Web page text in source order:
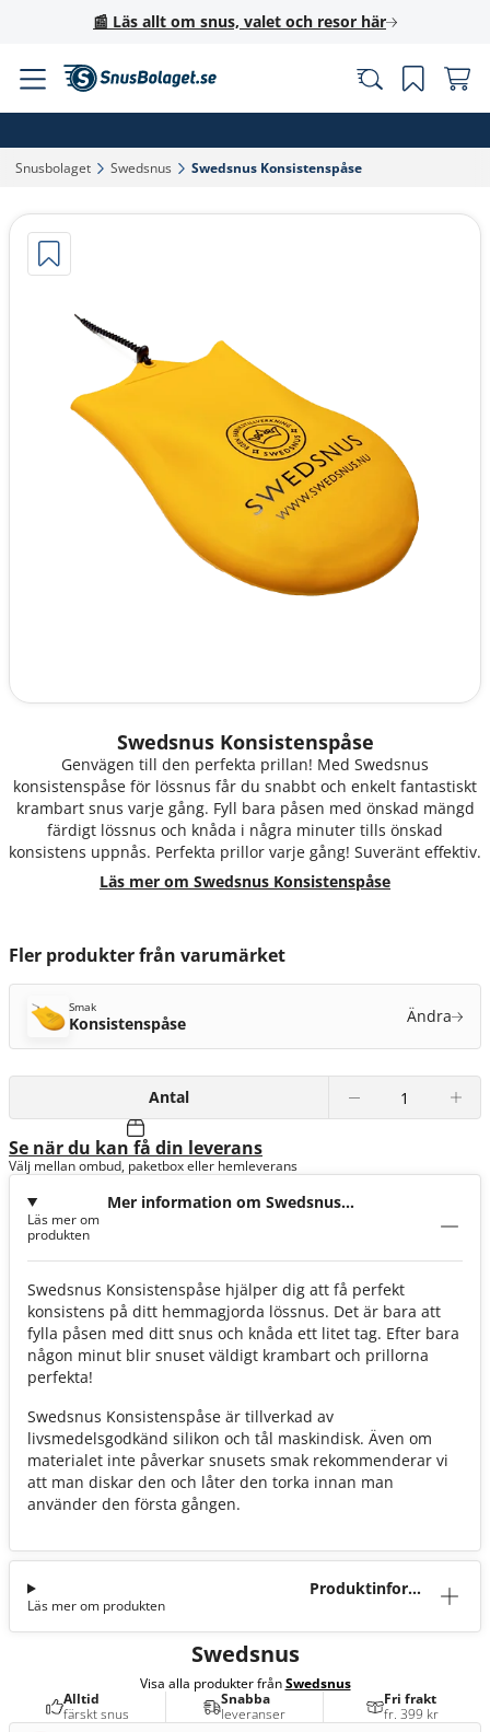
📰 Läs allt om snus, valet och resor här
Snusbolaget‎ Swedsnus‎ Swedsnus Konsistenspåse‎
Swedsnus Konsistenspåse
Genvägen till den perfekta prillan! Med Swedsnus
konsistenspåse för lössnus får du snabbt och enkelt fantastiskt
krambart snus varje gång. Fyll bara påsen med önskad mängd
färdigt lössnus och knåda i några minuter tills önskad
konsistens uppnås. Perfekta prillor varje gång! Suveränt effektiv.
Läs mer om Swedsnus Konsistenspåse
Fler produkter från varumärket
Smak
Konsistenspåse Ändra
Antal
Se när du kan få din leverans
Välj mellan ombud, paketbox eller hemleverans
Mer information om Swedsnus
Läs mer om
produkten
Swedsnus Konsistenspåse hjälper dig att få perfekt
konsistens på ditt hemmagjorda lössnus. Det är bara att
fylla påsen med ditt snus och knåda ett litet tag. Efter bara
någon minut blir snuset väldigt krambart och prillorna
perfekta!
Swedsnus Konsistenspåse är tillverkad av
livsmedelsgodkänd silikon och tål maskindisk. Även om
materialet inte påverkar snusets smak rekommenderar vi
att man diskar den och låter den torka innan man
använder den första gången.
Produktinforma
Läs mer om produkten
Swedsnus
Visa alla produkter frånSwedsnus
Alltid
färskt snus
Snabba
leveranser
Fri frakt
fr. 399 kr